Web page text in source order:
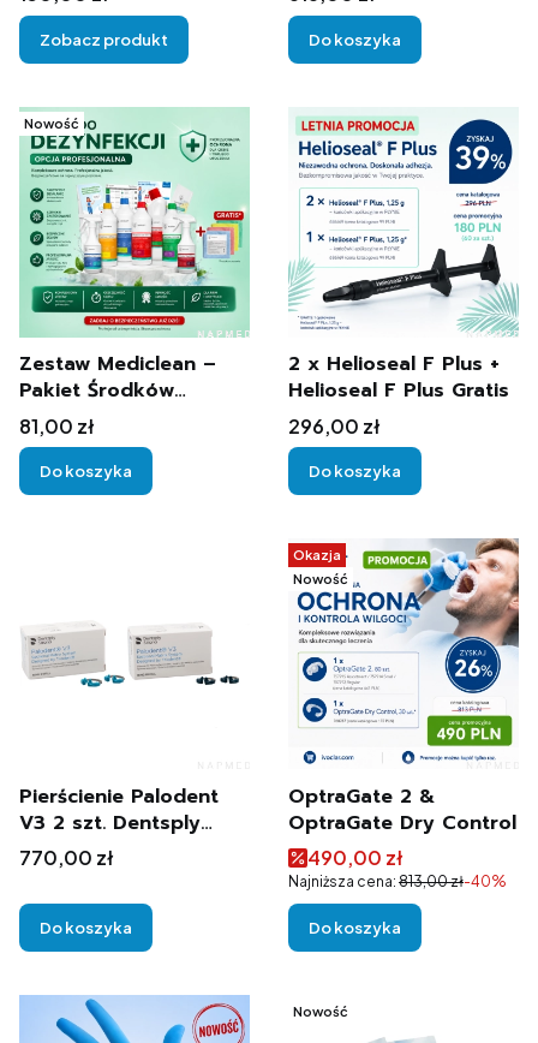
Zobacz produkt Do koszyka
Nowość
Zestaw Mediclean –
Pakiet Środków
Czystości + GRATIS
Ściereczka z Mikrofibry
Cena
81,00 zł
Do koszyka
2 x Helioseal F Plus +
Helioseal F Plus Gratis
Cena
296,00 zł
Do koszyka
Pierścienie Palodent
V3 2 szt. Dentsply
Sirona
Cena
770,00 zł
Do koszyka
Okazja
Nowość
OptraGate 2 &
OptraGate Dry Control
Cena promocyjna
490,00 zł
Najniższa cena: 813,00 zł-40%
Do koszyka
Nowość